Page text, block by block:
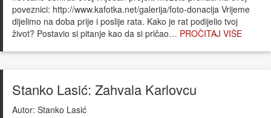
poveznici: http://www.kafotka.net/galerija/foto-donacija Vrijeme
dijelimo na doba prije i poslije rata. Kako je rat podijelio tvoj
život? Postavio si pitanje kao da si pričao… PROČITAJ VIŠE
Stanko Lasić: Zahvala Karlovcu
Autor: Stanko Lasić